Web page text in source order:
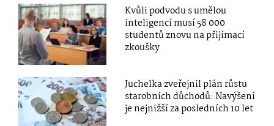
Kvůli podvodu s umělou
inteligencí musí 58 000
studentů znovu na přijímací
zkoušky
Juchelka zveřejnil plán růstu
starobních důchodů: Navýšení
je nejnižší za posledních 10 let